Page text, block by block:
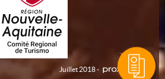
Juillet 2018 -